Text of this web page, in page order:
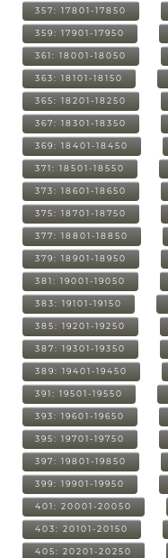
357: 17801-17850
359: 17901-17950
361: 18001-18050
363: 18101-18150
365: 18201-18250
367: 18301-18350
369: 18401-18450
371: 18501-18550
373: 18601-18650
375: 18701-18750
377: 18801-18850
379: 18901-18950
381: 19001-19050
383: 19101-19150
385: 19201-19250
387: 19301-19350
389: 19401-19450
391: 19501-19550
393: 19601-19650
395: 19701-19750
397: 19801-19850
399: 19901-19950
401: 20001-20050
403: 20101-20150
405: 20201-20250